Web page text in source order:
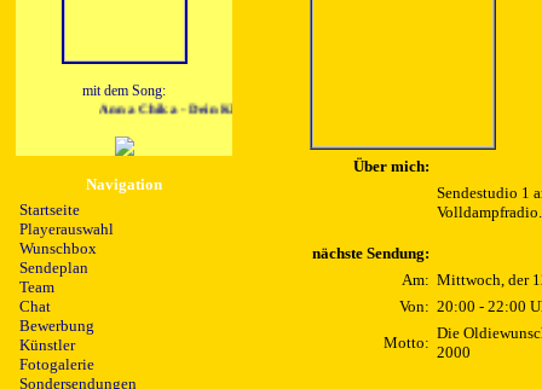
mit dem Song:
Anna Chika - Dein Klick
Navigation
Startseite
Playerauswahl
Wunschbox
Sendeplan
Team
Chat
Bewerbung
Künstler
Fotogalerie
Sondersendungen
Über mich:
Sendestudio 1
Volldampfradio.
nächste Sendung:
Am: Mittwoch, der
Von: 20:00 - 22:00
Motto:
Die
2000